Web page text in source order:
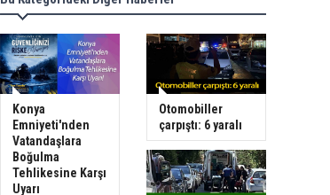
Konya
Emniyeti'nden
Vatandaşlara
Boğulma
Tehlikesine Karşı
Uyarı
Otomobiller
çarpıştı: 6 yaralı